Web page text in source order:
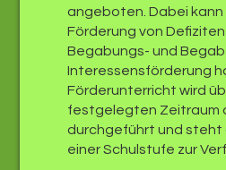
angeboten. Dabei kann
Förderung von
Begabungs- und
Interessensförderung
Förderunterricht wird
festgelegten Zeitraum
durchgeführt und steht
einer Schulstufe zur